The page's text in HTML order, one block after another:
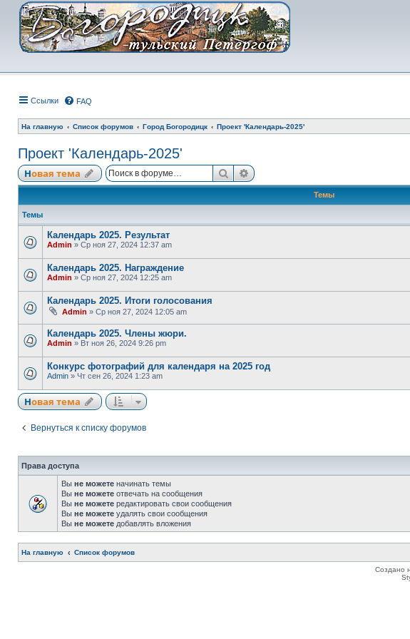
Ссылки FAQ
На главную Список форумов Город Богородицк Проект 'Календарь-2025'
Проект 'Календарь-2025'
Новая тема ПоискРасширенный поиск
Темы
Темы
Календарь 2025. Результат
Admin » Ср ноя 27, 2024 12:37 am
Календарь 2025. Награждение
Admin » Ср ноя 27, 2024 12:25 am
Календарь 2025. Итоги голосования
Admin » Ср ноя 27, 2024 12:05 am
Календарь 2025. Члены жюри.
Admin » Вт ноя 26, 2024 9:26 pm
Конкурс фотографий для календаря на 2025 год
Admin » Чт сен 26, 2024 1:23 am
Новая тема
Вернуться к списку форумов
Права доступа
Вы не можете начинать темы
Вы не можете отвечать на сообщения
Вы не можете редактировать свои сообщения
Вы не можете удалять свои сообщения
Вы не можете добавлять вложения
На главную Список форумов
Создано